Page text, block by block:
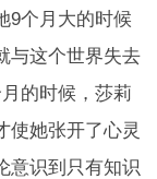
9个月大的时候
与这个世界失去
的时候，莎莉
使她张开了心灵
意识到只有知识